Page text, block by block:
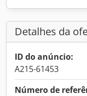
Detalhes da
ID do anúncio:
A215-61453
Número de